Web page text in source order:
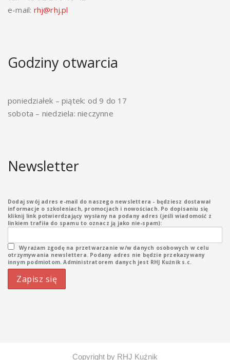
e-mail: rhj@rhj.pl
Godziny otwarcia
poniedziałek – piątek: od 9 do 17
sobota – niedziela: nieczynne
Newsletter
Dodaj swój adres e-mail do naszego newslettera - będziesz dostawał
informacje o szkoleniach, promocjach i nowościach. Po dopisaniu się
kliknij link potwierdzający wysłany na podany adres (jeśli wiadomość z
linkiem trafiła do spamu to oznacz ją jako nie-spam):
Wyrażam zgodę na przetwarzanie w/w danych osobowych w celu
otrzymywania newslettera. Podany adres nie będzie przekazywany
innym podmiotom. Administratorem danych jest RHJ Kuźnik s.c.
Copyright by RHJ Kuźnik